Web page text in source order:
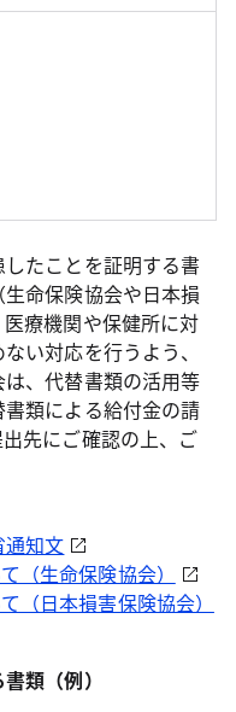
たことを証明する書
命保険協会や日本損
療機関や保健所に対
い対応を行うよう、
、代替書類の活用等
類による給付金の請
先にご確認の上、ご
知文
（生命保険協会）
（日本損害保険協会）
類（例）